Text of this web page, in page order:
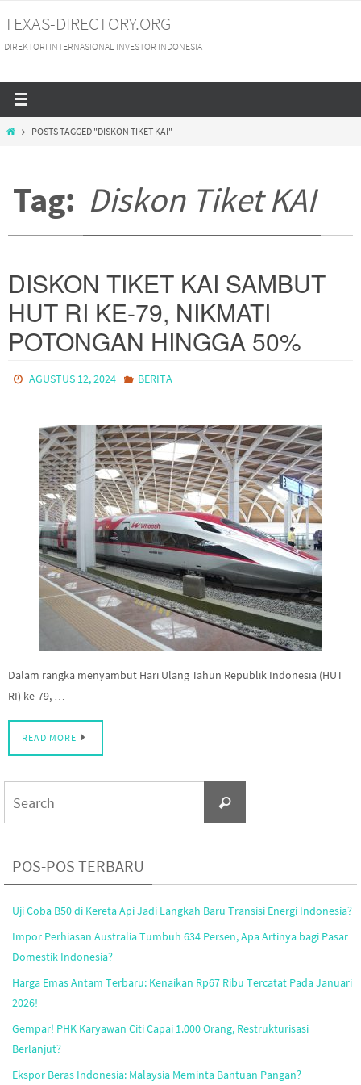
to
content
TEXAS-DIRECTORY.ORG
DIREKTORI INTERNASIONAL INVESTOR INDONESIA
HOMEPOSTS TAGGED "DISKON TIKET KAI"
Tag: Diskon Tiket KAI
DISKON TIKET KAI SAMBUT
HUT RI KE-79, NIKMATI
POTONGAN HINGGA 50%
AGUSTUS 12, 2024 BERITA
Dalam rangka menyambut Hari Ulang Tahun Republik Indonesia (HUT
RI) ke-79, …
READ MORE
Search
POS-POS TERBARU
Uji Coba B50 di Kereta Api Jadi Langkah Baru Transisi Energi Indonesia?
Impor Perhiasan Australia Tumbuh 634 Persen, Apa Artinya bagi Pasar
Domestik Indonesia?
Harga Emas Antam Terbaru: Kenaikan Rp67 Ribu Tercatat Pada Januari
2026!
Gempar! PHK Karyawan Citi Capai 1.000 Orang, Restrukturisasi
Berlanjut?
Ekspor Beras Indonesia: Malaysia Meminta Bantuan Pangan?